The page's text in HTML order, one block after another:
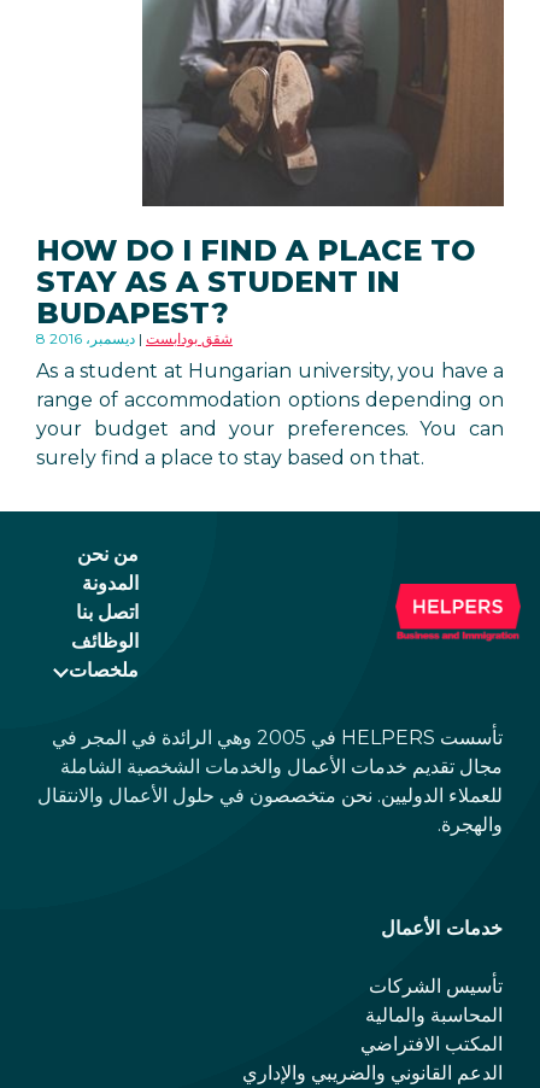
HOW DO I FIND A PLACE TO
STAY AS A STUDENT IN
BUDAPEST?
8 ديسمبر، 2016 شقق بودابست
As a student at Hungarian university, you have a
range of accommodation options depending on
your budget and your preferences. You can
surely find a place to stay based on that.
من نحن
المدونة
اتصل بنا
الوظائف
ملخصات
تأسست HELPERS في 2005 وهي الرائدة في المجر في
مجال تقديم خدمات الأعمال والخدمات الشخصية الشاملة
للعملاء الدوليين. نحن متخصصون في حلول الأعمال والانتقال
والهجرة.
خدمات الأعمال
تأسيس الشركات
المحاسبة والمالية
المكتب الافتراضي
الدعم القانوني والضريبي والإداري